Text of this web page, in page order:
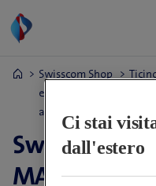
Swisscom Shop
e orari di
apertura
Swisscom
MANTOCOM
Ci stai
dall'estero